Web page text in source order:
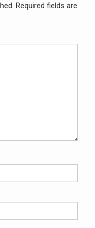
Required fields are